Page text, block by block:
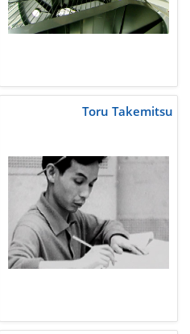
Toru Takemitsu